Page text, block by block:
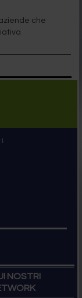
che
NOSTRI